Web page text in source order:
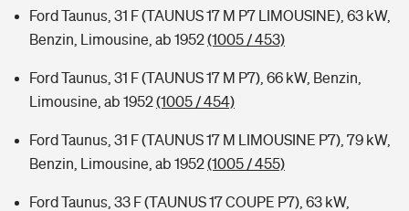
Ford Taunus, 31 F (TAUNUS 17 M P7 LIMOUSINE), 63 kW,
Benzin, Limousine, ab 1952(1005 / 453)
Ford Taunus, 31 F (TAUNUS 17 M P7), 66 kW, Benzin,
Limousine, ab 1952(1005 / 454)
Ford Taunus, 31 F (TAUNUS 17 M LIMOUSINE P7), 79 kW,
Benzin, Limousine, ab 1952(1005 / 455)
Ford Taunus, 33 F (TAUNUS 17 COUPE P7), 63 kW,